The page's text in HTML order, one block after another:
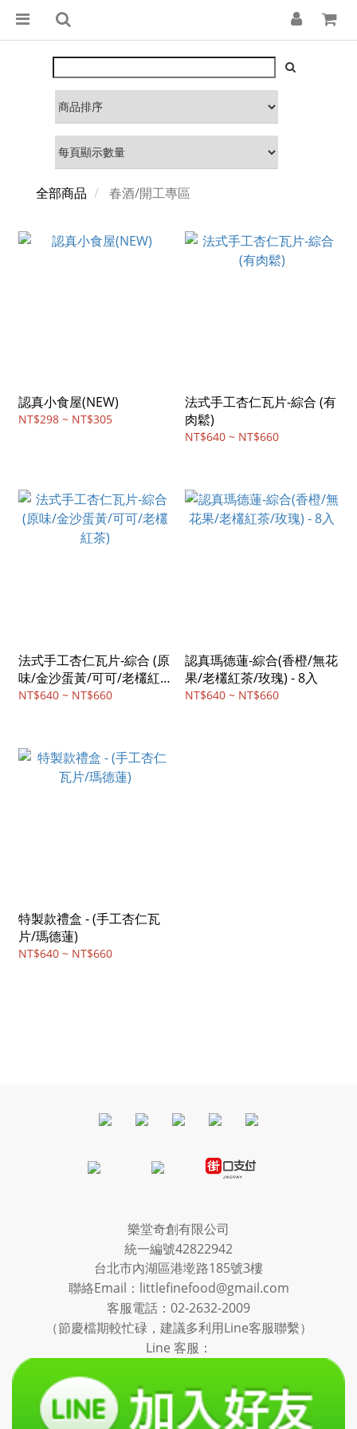
全部商品 春酒/開工專區
認真小食屋(NEW)
NT$298 ~ NT$305
法式手工杏仁瓦片-綜合 (有
肉鬆)
NT$640 ~ NT$660
法式手工杏仁瓦片-綜合 (原
味/金沙蛋黃/可可/老欉紅
茶)
NT$640 ~ NT$660
認真瑪德蓮-綜合(香橙/無花
果/老欉紅茶/玫瑰) - 8入
NT$640 ~ NT$660
特製款禮盒 - (手工杏仁瓦
片/瑪德蓮)
NT$640 ~ NT$660
樂堂奇創有限公司
統一編號42822942
台北市內湖區港墘路185號3樓
聯絡Email：littlefinefood@gmail.com
客服電話： 02-2632-2009
（節慶檔期較忙碌，建議多利用Line客服聯繫）
Line 客服：